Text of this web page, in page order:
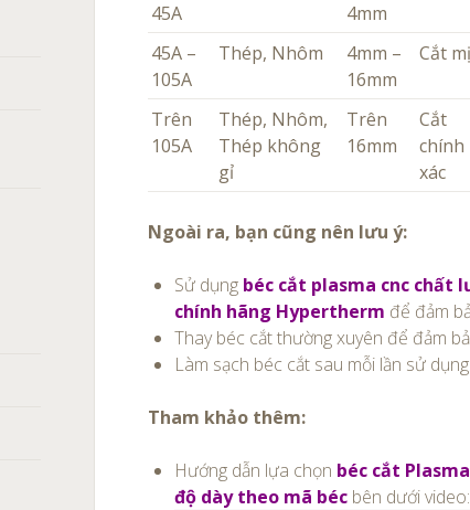
45A
4mm
45A –
105A
Thép, Nhôm
4mm –
16mm
Cắt
Trên
105A
Thép, Nhôm,
Thép không
gỉ
Trên
16mm
Cắt
chính
xác
Ngoài ra, bạn cũng nên lưu ý:
Sử dụng béc cắt plasma cnc chất
chính hãng Hypertherm để đảm
Thay béc cắt thường xuyên để đảm
Làm sạch béc cắt sau mỗi lần sử dụng.
Tham khảo thêm:
Hướng dẫn lựa chọn béc cắt
độ dày theo mã béc bên dưới video: